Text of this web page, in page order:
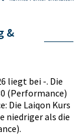
&
liegt bei -. Die
(Performance)
Die Laiqon Kurs
niedriger als die